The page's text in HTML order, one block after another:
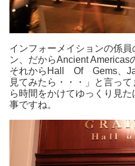
インフォーメイションの係
ン、だからAncient Americas
それからHall Of Gems、
見てみたら・・・」と言っ
ら時間をかけてゆっくり見
事ですね。